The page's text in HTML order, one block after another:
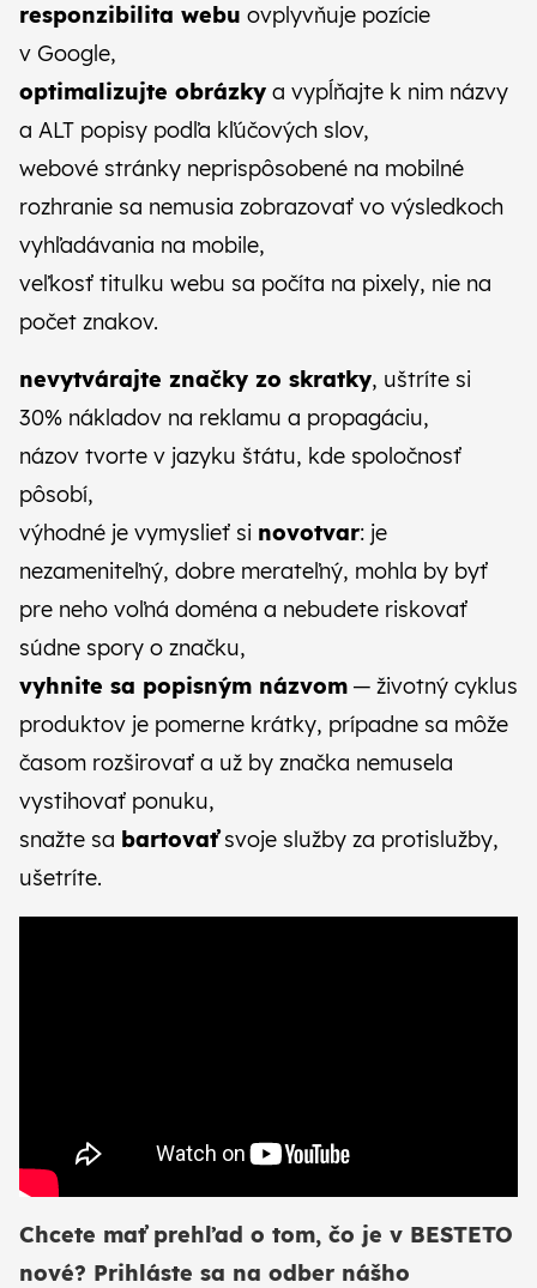
responzibilita webu ovplyvňuje pozície
v Google,
optimalizujte obrázky a vypĺňajte k nim názvy
a ALT popisy podľa kľúčových slov,
webové stránky neprispôsobené na mobilné
rozhranie sa nemusia zobrazovať vo výsledkoch
vyhľadávania na mobile,
veľkosť titulku webu sa počíta na pixely, nie na
počet znakov.
nevytvárajte značky zo skratky, uštríte si
30% nákladov na reklamu a propagáciu,
názov tvorte v jazyku štátu, kde spoločnosť
pôsobí,
výhodné je vymyslieť si novotvar: je
nezameniteľný, dobre merateľný, mohla by byť
pre neho voľná doména a nebudete riskovať
súdne spory o značku,
vyhnite sa popisným názvom — životný cyklus
produktov je pomerne krátky, prípadne sa môže
časom rozširovať a už by značka nemusela
vystihovať ponuku,
snažte sa bartovaťsvoje služby za protislužby,
ušetríte.
Chcete mať prehľad o tom, čo je v BESTETO
nové? Prihláste sa na odber nášho